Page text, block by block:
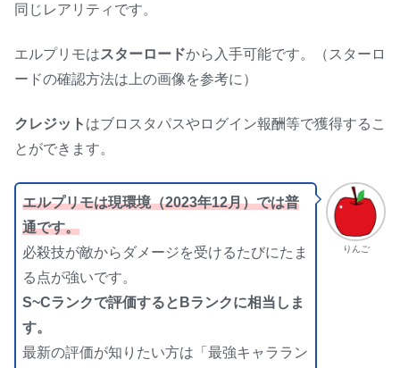
同じレアリティです。
エルプリモはスターロードから入手可能です。（スターロ
ードの確認方法は上の画像を参考に）
クレジット はブロスタパスやログイン報酬等で獲得するこ
とができます。
りんご
エルプリモは現環境（2023年12月）では普
通です。
必殺技が敵からダメージを受けるたびにたま
る点が強いです。
S~Cランクで評価するとBランクに相当しま
す。
最新の評価が知りたい方は「最強キャララン